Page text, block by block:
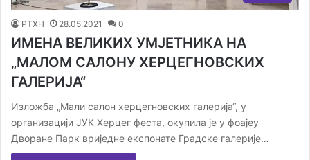
РТХН 28.05.2021 0
ИМЕНА ВЕЛИКИХ УМЈЕТНИКА НА
„МАЛОМ САЛОНУ ХЕРЦЕГНОВСКИХ
ГАЛЕРИЈА“
Изложба „Мали салон херцегновских галерија“, у
организацији ЈУК Херцег феста, окупила је у фоајеу
Дворане Парк вриједне експонате Градске галерије…